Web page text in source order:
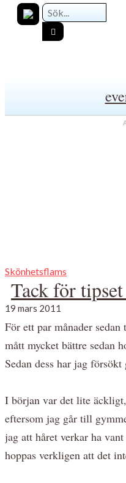
Skönhetsflams
Tack för
19 mars 2011
För ett par månader
mått mycket bättre sedan
Sedan dess har jag
I början var det lite
eftersom jag går till
jag att håret verkar ha
hoppas verkligen att det